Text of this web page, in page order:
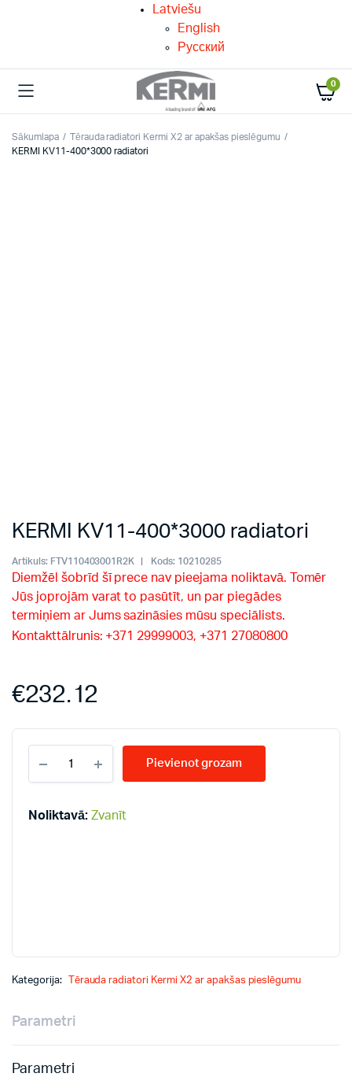
Latviešu
English
Русский
0
Sākumlapa
Tērauda radiatori Kermi X2 ar apakšas pieslēgumu
KERMI KV11-400*3000 radiatori
KERMI KV11-400*3000 radiatori
Artikuls: FTV110403001R2K Kods: 10210285
Diemžēl šobrīd šī prece nav pieejama noliktavā. Tomēr
Jūs joprojām varat to pasūtīt, un par piegādes
termiņiem ar Jums sazināsies mūsu speciālists.
Kontakttālrunis: +371 29999003, +371 27080800
€232.12
KV11-
400*3000
quantity
Pievienot grozam
Noliktavā: Zvanīt
Kategorija: Tērauda radiatori Kermi X2 ar apakšas pieslēgumu
Parametri
Parametri